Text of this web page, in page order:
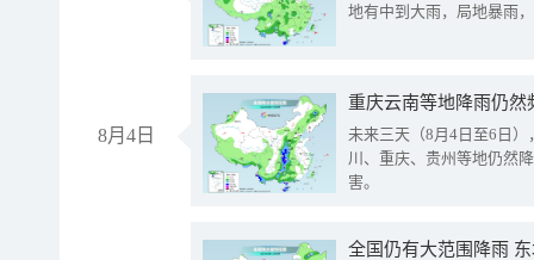
地有中到大雨，局地暴雨
8月4日
重庆云南等地降雨仍然
未来三天（8月4日至6日
川、重庆、贵州等地仍然
害。
全国仍有大范围降雨